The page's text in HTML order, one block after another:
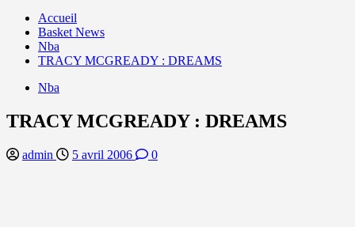
Accueil
Basket News
Nba
TRACY MCGREADY : DREAMS
Nba
TRACY MCGREADY : DREAMS
admin 5 avril 2006 0